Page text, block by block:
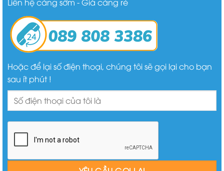
Liên hệ càng sớm - Giá càng rẻ
Hoặc để lại số điện thoại, chúng tôi sẽ gọi lại cho bạn
sau ít phút !